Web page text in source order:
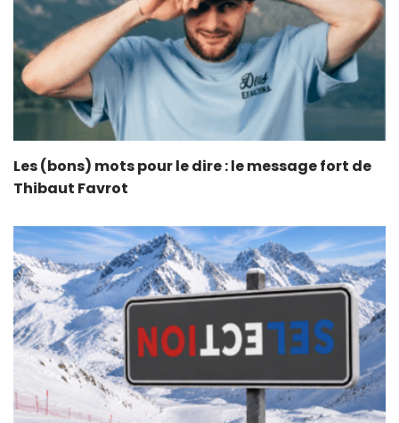
Les (bons) mots pour le dire : le message fort de
Thibaut Favrot